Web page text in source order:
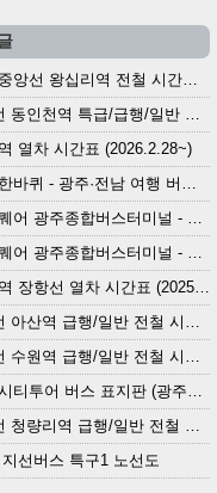
경의중앙선 왕십리역 전철 시간표 (2026.4.20~)
열차 시간표 (2026.2.28~)
아산역 장항선 열차 시간표 (2025.12.30 기준) (무궁화호, ITX-마음, 새마을호, 서해금빛열차)
선버스 특구1 노선도